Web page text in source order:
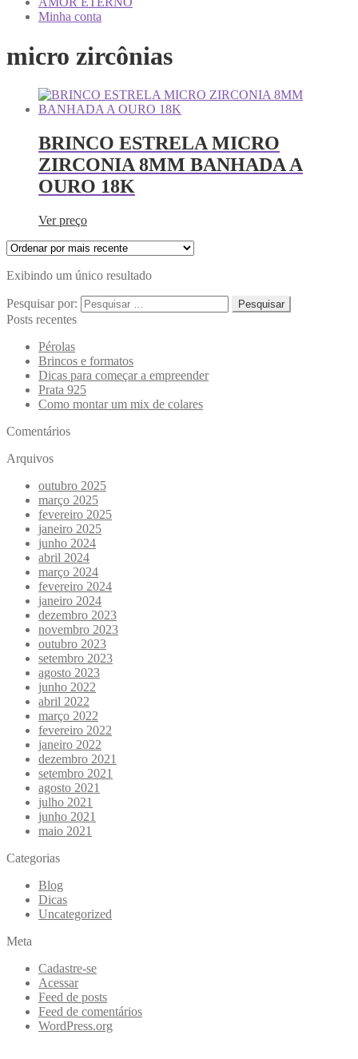
Minha conta
micro zircônias
BRINCO ESTRELA MICRO
ZIRCONIA 8MM BANHADA A
OURO 18K
Ver preço
Exibindo um único resultado
Pesquisar por:
Posts recentes
Pérolas
Brincos e formatos
Dicas para começar a empreender
Prata 925
Como montar um mix de colares
Comentários
Arquivos
outubro 2025
março 2025
fevereiro 2025
janeiro 2025
junho 2024
abril 2024
março 2024
fevereiro 2024
janeiro 2024
dezembro 2023
novembro 2023
outubro 2023
setembro 2023
agosto 2023
junho 2022
abril 2022
março 2022
fevereiro 2022
janeiro 2022
dezembro 2021
setembro 2021
agosto 2021
julho 2021
junho 2021
maio 2021
Categorias
Blog
Dicas
Uncategorized
Meta
Cadastre-se
Acessar
Feed de posts
Feed de comentários
WordPress.org